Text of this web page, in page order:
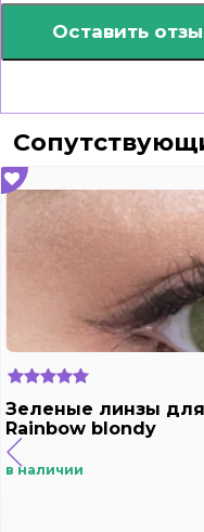
Оставить
Зеленые линзы для
Rainbow blondy
в наличии